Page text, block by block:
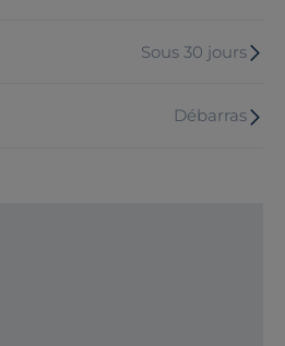
Sous 30 jours
Débarras